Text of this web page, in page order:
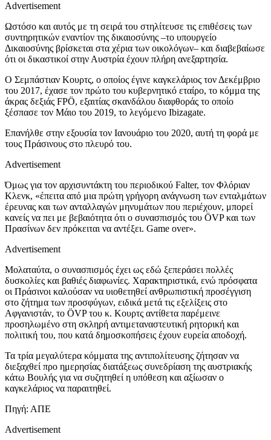
Advertisement
Ωστόσο και αυτός με τη σειρά του στηλίτευσε τις επιθέσεις των
συντηρητικών εναντίον της δικαιοσύνης –το υπουργείο
Δικαιοσύνης βρίσκεται στα χέρια των οικολόγων– και διαβεβαίωσε
ότι οι δικαστικοί στην Αυστρία έχουν πλήρη ανεξαρτησία.
Ο Σεμπάστιαν Κουρτς, ο οποίος έγινε καγκελάριος τον Δεκέμβριο
του 2017, έχασε τον πρώτο του κυβερνητικό εταίρο, το κόμμα της
άκρας δεξιάς FPÖ, εξαιτίας σκανδάλου διαφθοράς το οποίο
ξέσπασε τον Μάιο του 2019, το λεγόμενο Ibizagate.
Επανήλθε στην εξουσία τον Ιανουάριο του 2020, αυτή τη φορά με
τους Πράσινους στο πλευρό του.
Advertisement
Όμως για τον αρχισυντάκτη του περιοδικού Falter, τον Φλόριαν
Κλενκ, «έπειτα από μια πρώτη γρήγορη ανάγνωση των ενταλμάτων
έρευνας και των ανταλλαγών μηνυμάτων που περιέχουν, μπορεί
κανείς να πει με βεβαιότητα ότι ο συνασπισμός του ÖVP και των
Πρασίνων δεν πρόκειται να αντέξει. Game over».
Advertisement
Μολαταύτα, ο συνασπισμός έχει ως εδώ ξεπεράσει πολλές
δυσκολίες και βαθιές διαφωνίες. Χαρακτηριστικά, ενώ πρόσφατα
οι Πράσινοι καλούσαν να υιοθετηθεί ανθρωπιστική προσέγγιση
στο ζήτημα των προσφύγων, ειδικά μετά τις εξελίξεις στο
Αφγανιστάν, το ÖVP του κ. Κουρτς αντίθετα παρέμεινε
προσηλωμένο στη σκληρή αντιμεταναστευτική ρητορική και
πολιτική του, που κατά δημοσκοπήσεις έχουν ευρεία αποδοχή.
Τα τρία μεγαλύτερα κόμματα της αντιπολίτευσης ζήτησαν να
διεξαχθεί προ ημερησίας διατάξεως συνεδρίαση της αυστριακής
κάτω Βουλής για να συζητηθεί η υπόθεση και αξίωσαν ο
καγκελάριος να παραιτηθεί.
Πηγή: ΑΠΕ
Advertisement